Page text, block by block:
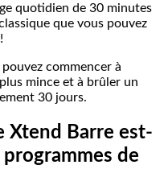
quotidien de 30 minutes
que vous pouvez
pouvez commencer à
mince et à brûler un
30 jours.
Xtend Barre est-
de